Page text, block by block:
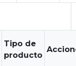
Tipo de
producto